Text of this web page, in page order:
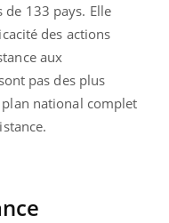
de 133 pays. Elle
des actions
aux
pas des plus
national complet